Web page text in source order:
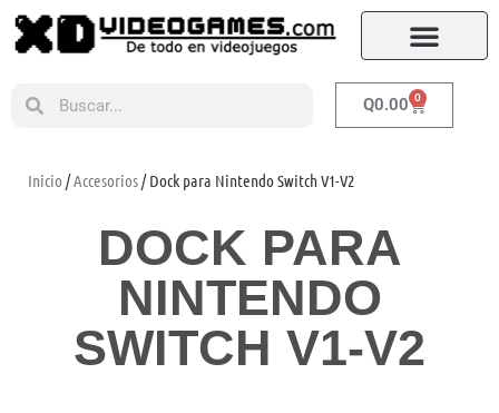
Q0.00 0
Inicio /Accesorios/ Dock para Nintendo Switch V1-V2
DOCK PARA
NINTENDO
SWITCH V1-V2